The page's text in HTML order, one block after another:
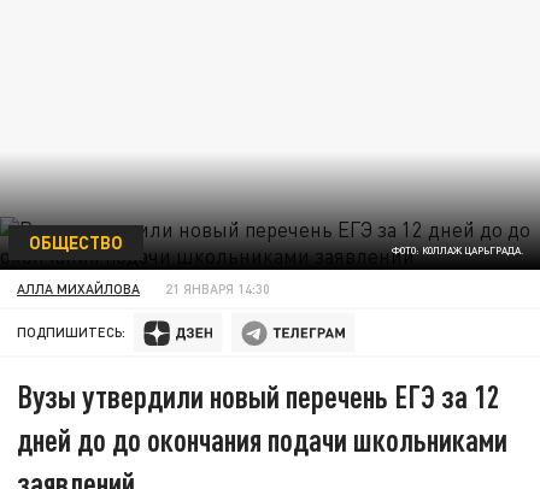
ФОТО: КОЛЛАЖ ЦАРЬГРАДА.
ОБЩЕСТВО
АЛЛА МИХАЙЛОВА 21 ЯНВАРЯ 14:30
ПОДПИШИТЕСЬ:
Вузы утвердили новый перечень ЕГЭ за 12
дней до до окончания подачи школьниками